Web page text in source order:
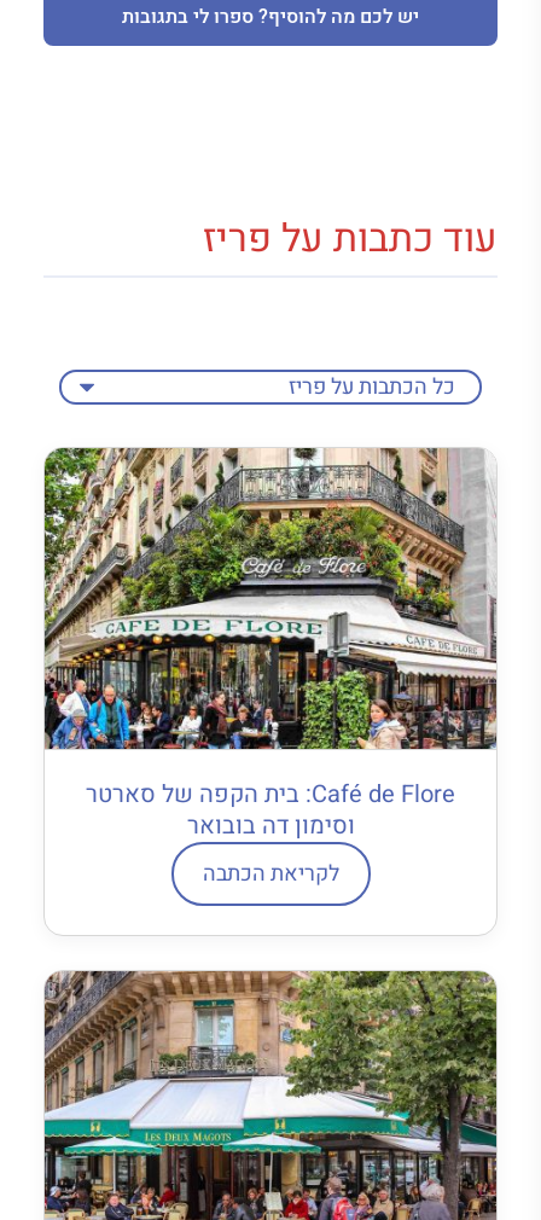
יש לכם מה להוסיף? ספרו לי בתגובות
עוד כתבות על פריז
Café de Flore: בית הקפה של סארטר
וסימון דה בובואר
לקריאת הכתבה